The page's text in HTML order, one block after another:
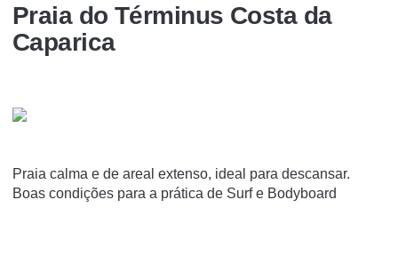
Praia do Términus Costa da
Caparica
Praia calma e de areal extenso, ideal para descansar.
Boas condições para a prática de Surf e Bodyboard